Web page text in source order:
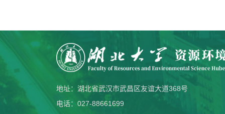
地址：湖北省武汉市武昌区友谊大道368号
电话：027-88661699